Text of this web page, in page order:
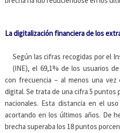
La digitalización financiera de los
Según las cifras recogidas por el
(INE), el 69,1% de los usuarios
con frecuencia – al menos una vez
digital. Se trata de una cifra 5 puntos
nacionales. Esta distancia en el
acortando en los últimos años. De
brecha superaba los 18 puntos